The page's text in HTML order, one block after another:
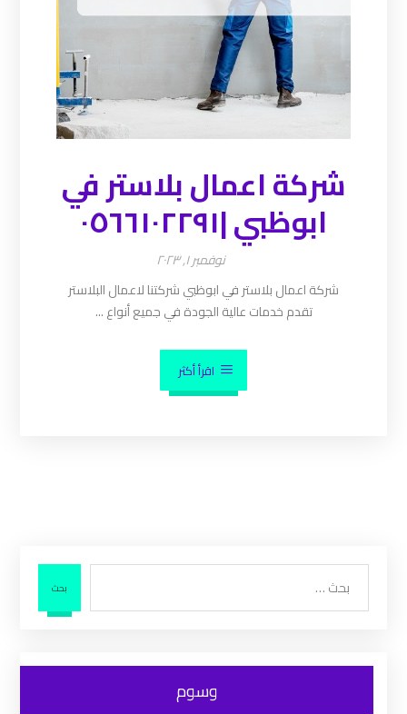
شركة اعمال بلاستر في
ابوظبي |٠٥٦٦١٠٢٢٩١
نوفمبر ١, ٢٠٢٣
شركة اعمال بلاستر في ابوظبي شركتنا لاعمال البلاستر
تقدم خدمات عالية الجودة في جميع أنواع ...
اقرأ أكثر
بحث
وسوم